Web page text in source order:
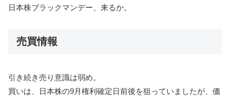
日本株ブラックマンデー、来るか。
売買情報
引き続き売り意識は弱め。
買いは、日本株の9月権利確定日前後を狙っていましたが、価